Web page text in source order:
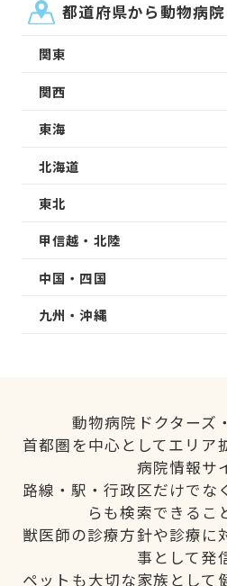
都道府県から動物病
関東
関西
東海
北海道
東北
甲信越・北陸
中国・四国
九州・沖縄
動物病院ドクターズ
首都圏を中心としてエリア
病院情報サ
路線・駅・行政区だけでな
らも検索できるこ
獣医師の診療方針や診療に
事として発
ペットも大切な家族として